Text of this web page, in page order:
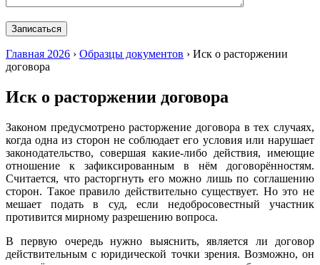
Главная 2026 › Образцы документов › Иск о расторжении
договора
Иск о расторжении договора
Законом предусмотрено расторжение договора в тех случаях,
когда одна из сторон не соблюдает его условия или нарушает
законодательство, совершая какие-либо действия, имеющие
отношение к зафиксированным в нём договорённостям.
Считается, что расторгнуть его можно лишь по соглашению
сторон. Такое правило действительно существует. Но это не
мешает подать в суд, если недобросовестный участник
противится мирному разрешению вопроса.
В первую очередь нужно выяснить, является ли договор
действительным с юридической точки зрения. Возможно, он